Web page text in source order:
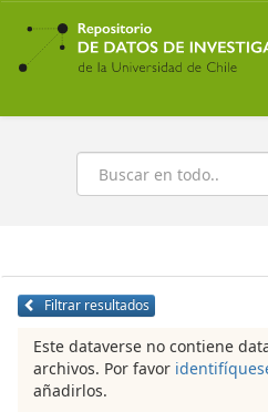
Ir
contenido
principal
Buscar
Filtrar resultados
Este dataverse no contiene
archivos. Por favor
añadirlos.